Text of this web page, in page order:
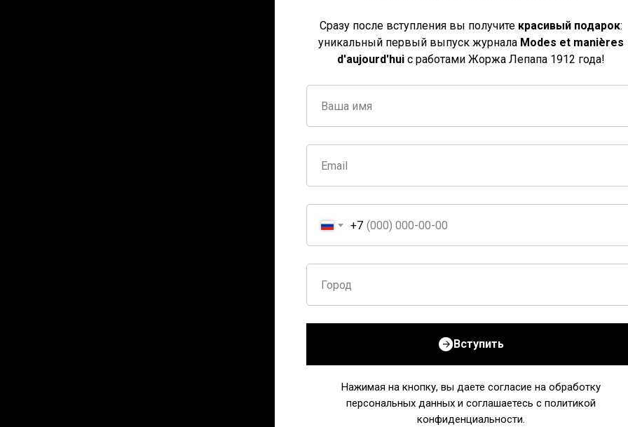
Сразу после вступления вы получите красивый подарок:
уникальный первый выпуск журнала Modes et manières
d'aujourd'hui с работами Жоржа Лепапа 1912 года!
+7
Вступить
Нажимая на кнопку, вы даете согласие на обработку
персональных данных и соглашаетесь c политикой
конфиденциальности.